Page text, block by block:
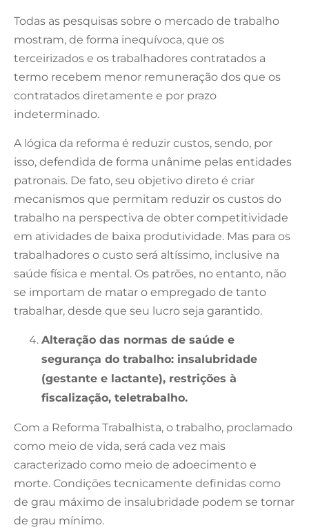
Todas as pesquisas sobre o mercado de trabalho
mostram, de forma inequívoca, que os
terceirizados e os trabalhadores contratados a
termo recebem menor remuneração dos que os
contratados diretamente e por prazo
indeterminado.
A lógica da reforma é reduzir custos, sendo, por
isso, defendida de forma unânime pelas entidades
patronais. De fato, seu objetivo direto é criar
mecanismos que permitam reduzir os custos do
trabalho na perspectiva de obter competitividade
em atividades de baixa produtividade. Mas para os
trabalhadores o custo será altíssimo, inclusive na
saúde física e mental. Os patrões, no entanto, não
se importam de matar o empregado de tanto
trabalhar, desde que seu lucro seja garantido.
Alteração das normas de saúde e
segurança do trabalho: insalubridade
(gestante e lactante), restrições à
fiscalização, teletrabalho.
Com a Reforma Trabalhista, o trabalho, proclamado
como meio de vida, será cada vez mais
caracterizado como meio de adoecimento e
morte. Condições tecnicamente definidas como
de grau máximo de insalubridade podem se tornar
de grau mínimo.